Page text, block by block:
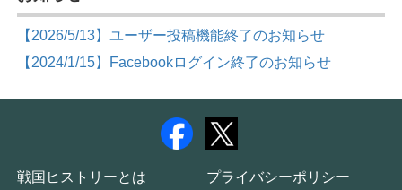
【2026/5/13】ユーザー投稿機能終了のお知らせ
【2024/1/15】Facebookログイン終了のお知らせ
戦国ヒストリーとは
プライバシーポリシー